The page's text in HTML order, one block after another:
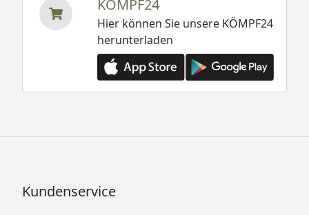
KÖMPF24
Hier können Sie unsere KÖMPF24
herunterladen
Kundenservice